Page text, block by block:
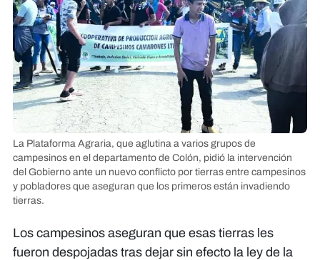
La Plataforma Agraria, que aglutina a varios grupos de
campesinos en el departamento de Colón, pidió la intervención
del Gobierno ante un nuevo conflicto por tierras entre campesinos
y pobladores que aseguran que los primeros están invadiendo
tierras.
Los campesinos aseguran que esas tierras les
fueron despojadas tras dejar sin efecto la ley de la